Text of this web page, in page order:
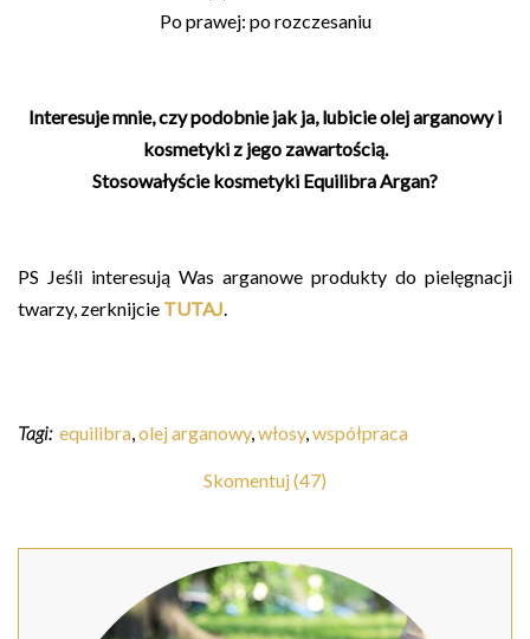
Po prawej: po rozczesaniu
Interesuje mnie, czy podobnie jak ja, lubicie olej arganowy i
kosmetyki z jego zawartością.
Stosowałyście kosmetyki Equilibra Argan?
PS Jeśli interesują Was arganowe produkty do pielęgnacji
twarzy, zerknijcie TUTAJ.
Tagi: equilibra,olej arganowy,włosy,współpraca
Skomentuj (47)